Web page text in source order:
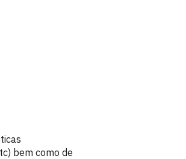
bem como de